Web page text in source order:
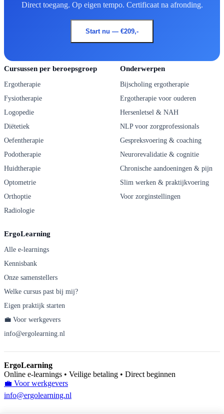
Direct toegang. Op eigen tempo. Certificaat na afronding.
Start nu — €209,-
Cursussen per beroepsgroep
Ergotherapie
Fysiotherapie
Logopedie
Diëtetiek
Oefentherapie
Podotherapie
Huidtherapie
Optometrie
Orthoptie
Radiologie
Onderwerpen
Bijscholing ergotherapie
Ergotherapie voor ouderen
Hersenletsel & NAH
NLP voor zorgprofessionals
Gespreksvoering & coaching
Neurorevalidatie & cognitie
Chronische aandoeningen & pijn
Slim werken & praktijkvoering
Voor zorginstellingen
ErgoLearning
Alle e-learnings
Kennisbank
Onze samenstellers
Welke cursus past bij mij?
Eigen praktijk starten
💼 Voor werkgevers
info@ergolearning.nl
ErgoLearning
Online e-learnings • Veilige betaling • Direct beginnen
💼 Voor werkgevers
info@ergolearning.nl